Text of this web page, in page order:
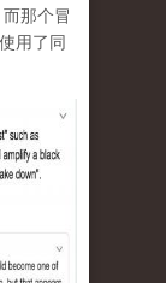
而那个冒
用了同